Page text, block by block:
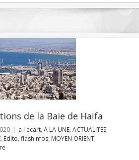
de la Baie de Haïfa
| a l ecart, A LA UNE, ACTUALITES,
, Edito, flashinfos, MOYEN ORIENT,